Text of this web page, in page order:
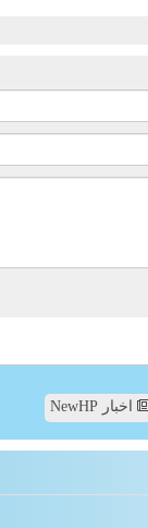
اخبار NewHP